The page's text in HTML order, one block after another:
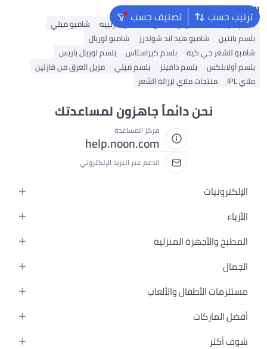
ترتيب حسب تصنيف حسب البحث الشائع
بلسم غارنييه شامبو أولابلكس شامبو غارنييه
شامبو ميلي
بلسم بانتين
شامبو هيد اند شولدرز
شامبو لوريال
شامبو للشعر جي كيه
بلسم كيراستاس
بلسم لوريال باريس
بلسم أولابلكس
بلسم دافينز بلسم ميلي
مزيل العرق من فازلين
ملاي IPL
منتجات ملاي لإزالة الشعر
نحن دائماً جاهزون لمساعدتك
مركز المساعدة
help.noon.com
الدعم عبر البريد الإلكتروني
الإلكترونيات
الجوالات
اللابتوبات
الأجهزة المنزلية
التلفزيونات
السماعات
ألعاب القيمنق
الأزياء
أزياء نسائية
أزياء البنات
أزياء الأولاد
المجوهرات
حقائب نسائية
المطبخ والأجهزة المنزلية
الحمام
المطبخ والسفرة
أدوات وتحسين المنزل
الجمال
العطور
العناية بالشعر
العناية بالبشرة
مستلزمات الأطفال والألعاب
الحفاضات
أفضل الماركات
سامسونج
شوف أكثر